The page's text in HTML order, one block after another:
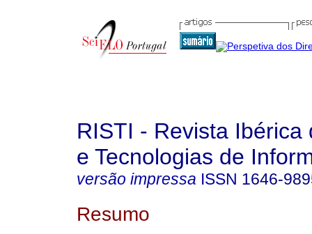
RISTI - Revista Ibérica
e Tecnologias de
versão impressa ISSN 1646-
Resumo